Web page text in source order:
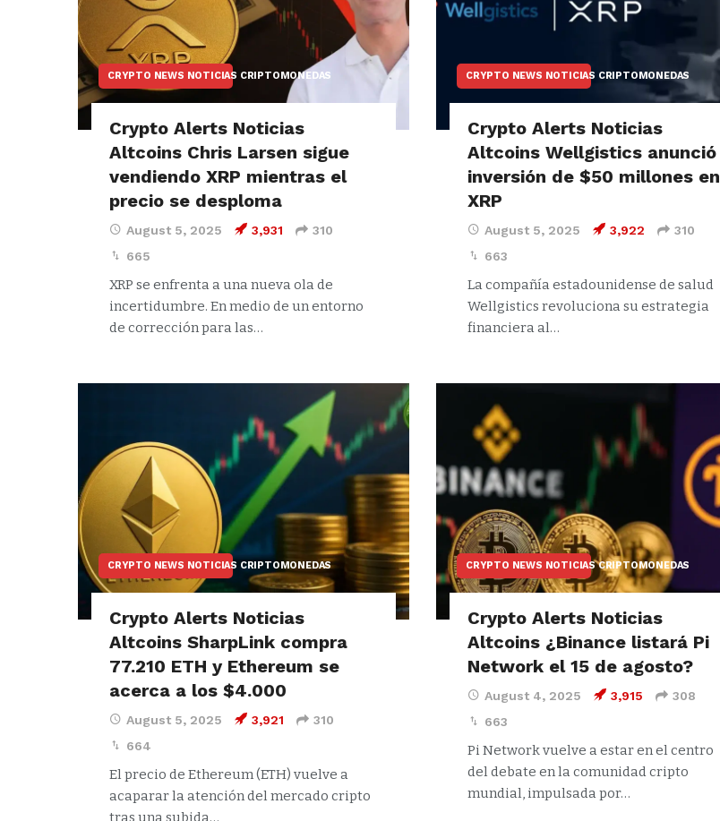
CRYPTO NEWS NOTICIAS CRIPTOMONEDAS
Crypto Alerts Noticias
Altcoins Chris Larsen sigue
vendiendo XRP mientras el
precio se desploma
August 5, 2025 3,931
310
665
XRP se enfrenta a una nueva ola de
incertidumbre. En medio de un entorno
de corrección para las…
CRYPTO NEWS NOTICIAS CRIPTOMONEDAS
Crypto Alerts Noticias
Altcoins Wellgistics anunció
inversión de $50 millones en
XRP
August 5, 2025 3,922
310
663
La compañía estadounidense de salud
Wellgistics revoluciona su estrategia
financiera al…
CRYPTO NEWS NOTICIAS CRIPTOMONEDAS
Crypto Alerts Noticias
Altcoins SharpLink compra
77.210 ETH y Ethereum se
acerca a los $4.000
August 5, 2025 3,921
310
664
El precio de Ethereum (ETH) vuelve a
acaparar la atención del mercado cripto
tras una subida…
CRYPTO NEWS NOTICIAS CRIPTOMONEDAS
Crypto Alerts Noticias
Altcoins ¿Binance listará Pi
Network el 15 de agosto?
August 4, 2025 3,915
308
663
Pi Network vuelve a estar en el centro
del debate en la comunidad cripto
mundial, impulsada por…